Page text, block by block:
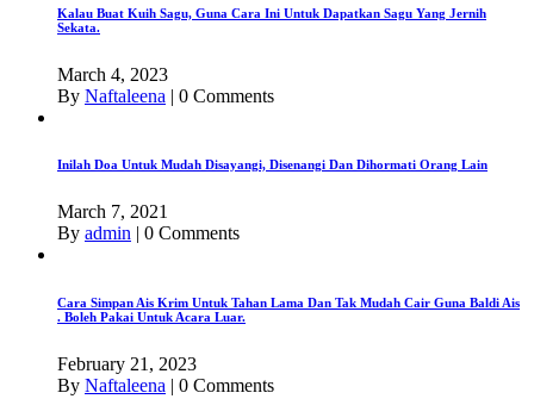
Kalau Buat Kuih Sagu, Guna Cara Ini Untuk Dapatkan Sagu Yang Jernih
Sekata.
March 4, 2023
By Naftaleena | 0 Comments
Inilah Doa Untuk Mudah Disayangi, Disenangi Dan Dihormati Orang Lain
March 7, 2021
By admin | 0 Comments
Cara Simpan Ais Krim Untuk Tahan Lama Dan Tak Mudah Cair Guna Baldi Ais
. Boleh Pakai Untuk Acara Luar.
February 21, 2023
By Naftaleena | 0 Comments